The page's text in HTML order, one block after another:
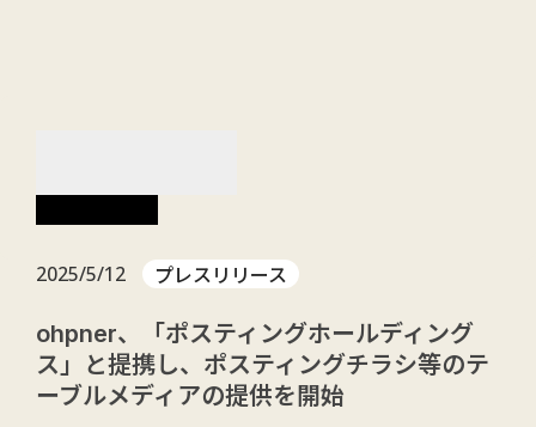
2025/5/12 プレスリリース
ohpner、「ポスティングホールディング
ス」と提携し、ポスティングチラシ等のテ
ーブルメディアの提供を開始